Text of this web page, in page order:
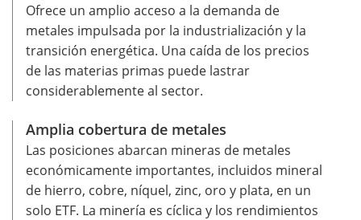
Ofrece un amplio acceso a la demanda de
metales impulsada por la industrialización y la
transición energética. Una caída de los precios
de las materias primas puede lastrar
considerablemente al sector.
Amplia cobertura de metales
Las posiciones abarcan mineras de metales
económicamente importantes, incluidos mineral
de hierro, cobre, níquel, zinc, oro y plata, en un
solo ETF. La minería es cíclica y los rendimientos